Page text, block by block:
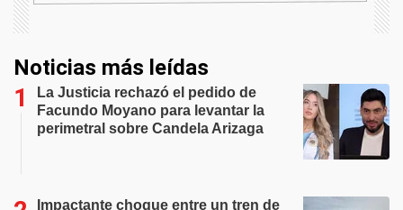
Noticias más leídas
La Justicia rechazó el pedido de
Facundo Moyano para levantar la
perimetral sobre Candela Arizaga
Impactante choque entre un tren de